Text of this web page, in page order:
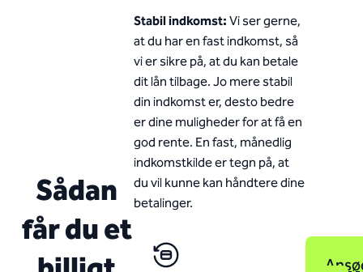
Sådan
får du et
Stabil indkomst:Vi ser gerne,
at du har en fast indkomst, så
vi er sikre på, at du kan betale
dit lån tilbage. Jo mere stabil
din indkomst er, desto bedre
er dine muligheder for at få en
god rente. En fast, månedlig
indkomstkilde er tegn på, at
du vil kunne kan håndtere dine
betalinger.